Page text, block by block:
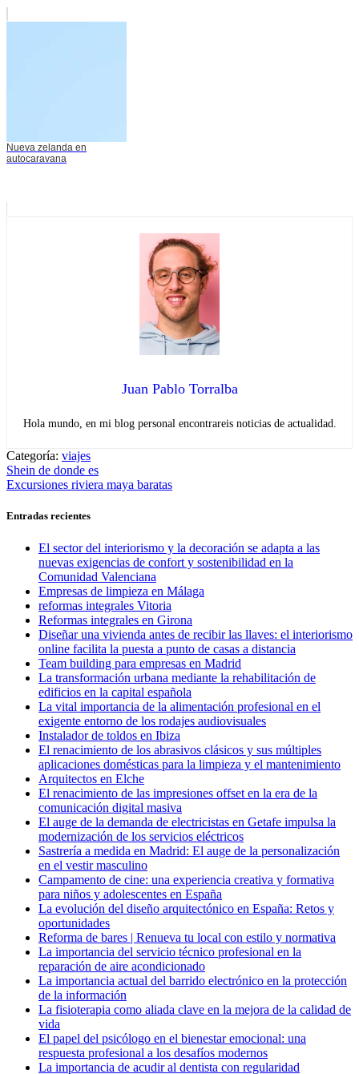
Nueva zelanda en
autocaravana
Juan Pablo Torralba
Hola mundo, en mi blog personal encontrareis noticias de actualidad.
Categoría: viajes
Navegación
de
entradas
Entrada
anterior:
Shein de donde es
Entrada
Excursiones riviera maya baratas
Entradas recientes
El sector del interiorismo y la decoración se adapta a las
nuevas exigencias de confort y sostenibilidad en la
Comunidad Valenciana
Empresas de limpieza en Málaga
reformas integrales Vitoria
Reformas integrales en Girona
Diseñar una vivienda antes de recibir las llaves: el interiorismo
online facilita la puesta a punto de casas a distancia
Team building para empresas en Madrid
La transformación urbana mediante la rehabilitación de
edificios en la capital española
La vital importancia de la alimentación profesional en el
exigente entorno de los rodajes audiovisuales
Instalador de toldos en Ibiza
El renacimiento de los abrasivos clásicos y sus múltiples
aplicaciones domésticas para la limpieza y el mantenimiento
Arquitectos en Elche
El renacimiento de las impresiones offset en la era de la
comunicación digital masiva
El auge de la demanda de electricistas en Getafe impulsa la
modernización de los servicios eléctricos
Sastrería a medida en Madrid: El auge de la personalización
en el vestir masculino
Campamento de cine: una experiencia creativa y formativa
para niños y adolescentes en España
La evolución del diseño arquitectónico en España: Retos y
oportunidades
Reforma de bares | Renueva tu local con estilo y normativa
La importancia del servicio técnico profesional en la
reparación de aire acondicionado
La importancia actual del barrido electrónico en la protección
de la información
La fisioterapia como aliada clave en la mejora de la calidad de
vida
El papel del psicólogo en el bienestar emocional: una
respuesta profesional a los desafíos modernos
La importancia de acudir al dentista con regularidad